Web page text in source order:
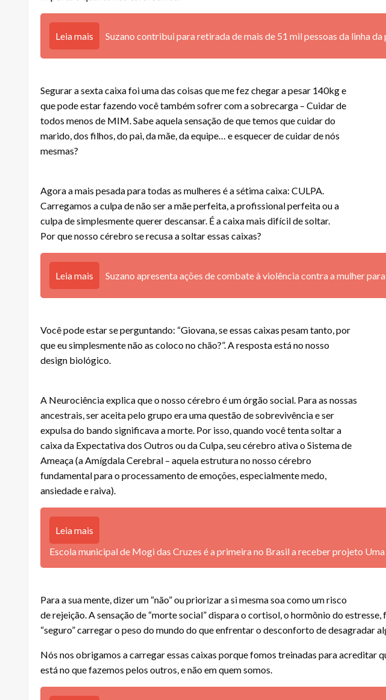
Leia mais Suzano contribui para retirada de mais de 51 mil pessoas da linha
Segurar a sexta caixa foi uma das coisas que me fez chegar a pesar 140kg e
que pode estar fazendo você também sofrer com a sobrecarga – Cuidar de
todos menos de MIM. Sabe aquela sensação de que temos que cuidar do
marido, dos filhos, do pai, da mãe, da equipe… e esquecer de cuidar de nós
mesmas?
Agora a mais pesada para todas as mulheres é a sétima caixa: CULPA.
Carregamos a culpa de não ser a mãe perfeita, a profissional perfeita ou a
culpa de simplesmente querer descansar. É a caixa mais difícil de soltar.
Por que nosso cérebro se recusa a soltar essas caixas?
Leia mais Suzano apresenta ações de combate à violência contra a mulher
Você pode estar se perguntando: “Giovana, se essas caixas pesam tanto, por
que eu simplesmente não as coloco no chão?”. A resposta está no nosso
design biológico.
A Neurociência explica que o nosso cérebro é um órgão social. Para as nossas
ancestrais, ser aceita pelo grupo era uma questão de sobrevivência e ser
expulsa do bando significava a morte. Por isso, quando você tenta soltar a
caixa da Expectativa dos Outros ou da Culpa, seu cérebro ativa o Sistema de
Ameaça (a Amígdala Cerebral – aquela estrutura no nosso cérebro
fundamental para o processamento de emoções, especialmente medo,
ansiedade e raiva).
Leia mais
Escola municipal de Mogi das Cruzes é a primeira no Brasil a receber projeto
Para a sua mente, dizer um “não” ou priorizar a si mesma soa como um risco
de rejeição. A sensação de “morte social” dispara o cortisol, o hormônio do estresse,
“seguro” carregar o peso do mundo do que enfrentar o desconforto de desagradar
Nós nos obrigamos a carregar essas caixas porque fomos treinadas para acreditar
está no que fazemos pelos outros, e não em quem somos.